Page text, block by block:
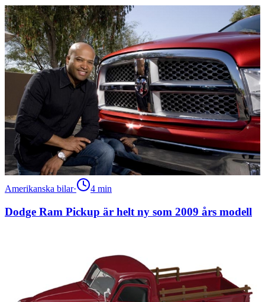
Amerikanska bilar· 4 min
Dodge Ram Pickup är helt ny som 2009 års modell